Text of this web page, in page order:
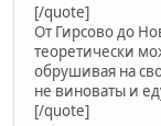
[/quote]
От Гирсово до
теоретически
обрушивая на
не виноваты и
[/quote]